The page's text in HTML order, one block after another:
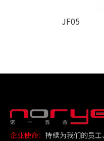
JF05
企业使命： 持续为我们的员